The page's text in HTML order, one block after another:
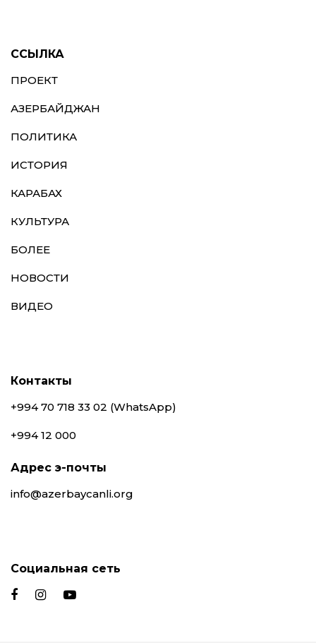
ССЫЛКА
ПРОЕКТ
АЗЕРБАЙДЖАН
ПОЛИТИКА
ИСТОРИЯ
КАРАБАХ
КУЛЬТУРА
БОЛЕЕ
НОВОСТИ
ВИДЕО
Контакты
+994 70 718 33 02 (WhatsApp)
+994 12 000
Адрес э-почты
info@azerbaycanli.org
Социальная сеть